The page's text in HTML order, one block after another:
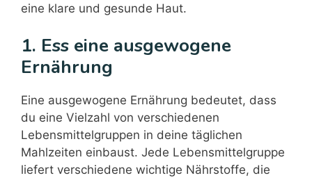
eine klare und gesunde Haut.
1. Ess eine ausgewogene
Ernährung
Eine ausgewogene Ernährung bedeutet, dass
du eine Vielzahl von verschiedenen
Lebensmittelgruppen in deine täglichen
Mahlzeiten einbaust. Jede Lebensmittelgruppe
liefert verschiedene wichtige Nährstoffe, die